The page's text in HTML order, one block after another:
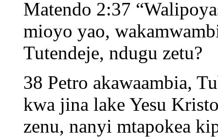
Matendo 2:37
mioyo yao,
Tutendeje, ndugu zetu?
38 Petro akawaambia,
kwa jina lake Yesu
zenu, nanyi mtapokea